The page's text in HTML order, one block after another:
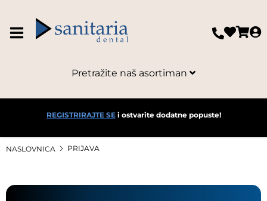
Pretražite naš asortiman
REGISTRIRAJTE SEi ostvarite dodatne popuste!
NASLOVNICA PRIJAVA